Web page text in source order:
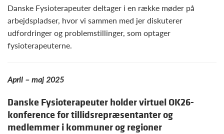
Danske Fysioterapeuter deltager i en række møder på
arbejdspladser, hvor vi sammen med jer diskuterer
udfordringer og problemstillinger, som optager
fysioterapeuterne.
April – maj 2025
Danske Fysioterapeuter holder virtuel OK26-
konference for tillidsrepræsentanter og
medlemmer i kommuner og regioner